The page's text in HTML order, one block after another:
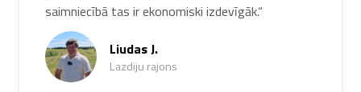
saimniecībā tas ir ekonomiski izdevīgāk.“
Liudas J.
Lazdiju rajons